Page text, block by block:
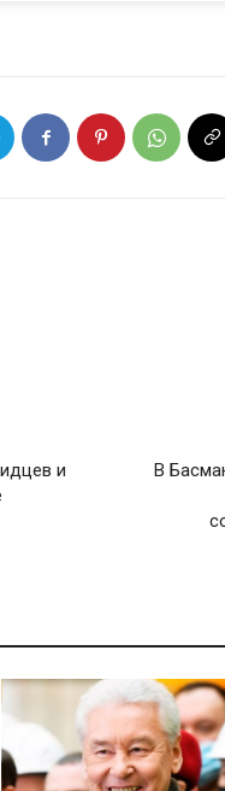
и
В